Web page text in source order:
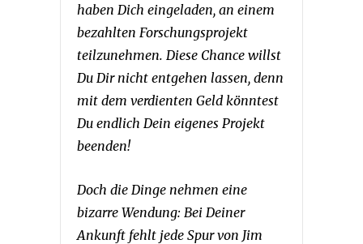
haben Dich eingeladen, an einem
bezahlten Forschungsprojekt
teilzunehmen. Diese Chance willst
Du Dir nicht entgehen lassen, denn
mit dem verdienten Geld könntest
Du endlich Dein eigenes Projekt
beenden!
Doch die Dinge nehmen eine
bizarre Wendung: Bei Deiner
Ankunft fehlt jede Spur von Jim